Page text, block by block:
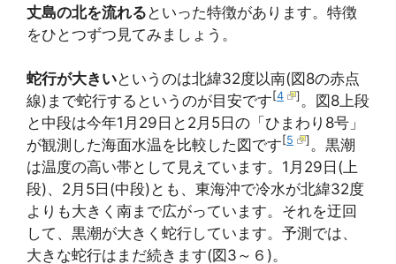
丈島の北を流れる といった特徴があります。特徴
をひとつずつ見てみましょう。
蛇行が大きいというのは北緯32度以南(図8の赤点
線)まで蛇行するというのが目安です [4 ] 。図8上段
と中段は今年1月29日と2月5日の「ひまわり8号」
が観測した海面水温を比較した図です [5 ] 。黒潮
は温度の高い帯として見えています。1月29日(上
段)、2月5日(中段)とも、東海沖で冷水が北緯32度
よりも大きく南まで広がっています。それを迂回
して、黒潮が大きく蛇行しています。予測では、
大きな蛇行はまだ続きます(図3～６)。